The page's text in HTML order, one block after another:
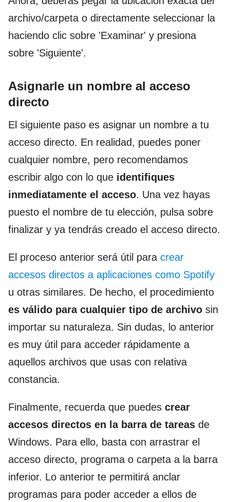
archivo/carpeta o directamente seleccionar la
haciendo clic sobre 'Examinar' y presiona
sobre 'Siguiente'.
Asignarle un nombre al acceso
directo
El siguiente paso es asignar un nombre a tu
acceso directo. En realidad, puedes poner
cualquier nombre, pero recomendamos
escribir algo con lo que identifiques
inmediatamente el acceso. Una vez hayas
puesto el nombre de tu elección, pulsa sobre
finalizar y ya tendrás creado el acceso directo.
El proceso anterior será útil para crear
accesos directos a aplicaciones como Spotify
u otras similares. De hecho, el procedimiento
es válido para cualquier tipo de archivo sin
importar su naturaleza. Sin dudas, lo anterior
es muy útil para acceder rápidamente a
aquellos archivos que usas con relativa
constancia.
Finalmente, recuerda que puedes crear
accesos directos en la barra de tareas de
Windows. Para ello, basta con arrastrar el
acceso directo, programa o carpeta a la barra
inferior. Lo anterior te permitirá anclar
programas para poder acceder a ellos de